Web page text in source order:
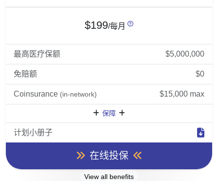
$199/每月
最高医疗保额 $5,000,000
免赔额 $0
Coinsurance (in-network) $15,000 max
保障
计划小册子
在线投保
View all benefits